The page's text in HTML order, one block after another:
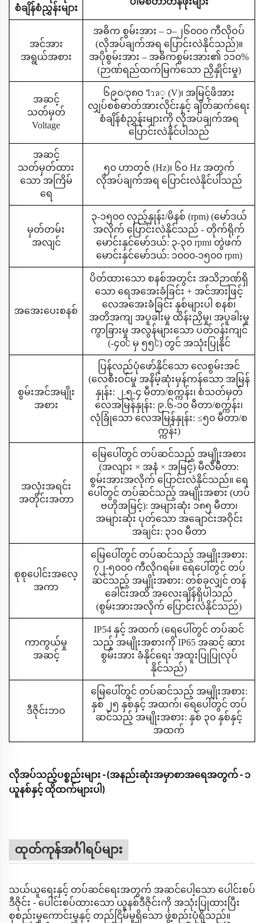
စံချိန်စံညွှန်းများ
အင်အား
အရွယ်အစား
အဓိက စွမ်းအား – ၁–၂၆၀၀၀ ကီလိုဝပ်
(လိုအပ်ချက်အရ ပြောင်းလဲနိုင်သည်)။
အပိုစွမ်းအား – အဓိကစွမ်းအား၏ ၁၁၀%
(ဉာဏ်ရည်ထက်မြက်သော ညှိနှိုင်းမှု)
အဆင့်
သတ်မှတ်
Voltage
၆၉၀/၃၈၀ โวล့ (V)၊ အမြင့်ဖိအား
လျှပ်စစ်ဓာတ်အားလိုင်းနှင့် ချိတ်ဆက်ရေး
စံချိန်စံညွှန်းများကို လိုအပ်ချက်အရ
ပြောင်းလဲနိုင်ပါသည်
အဆင့်
သတ်မှတ်ထား
သော အကြိမ်
ရေ
၅၀ ဟာတ့ဇ် (Hz)၊ ၆၀ Hz အတွက်
လိုအပ်ချက်အရ ပြောင်းလဲနိုင်ပါသည်
မှတ်တမ်း
အလျင်
၃-၁၅၀၀ လှည့်နှုန်း/မိနစ် (rpm) (မော်ဒယ်
အလိုက် ပြောင်းလဲနိုင်သည် - တိုက်ရိုက်
မောင်းနှင်မော်ဒယ်: ၃-၃၀ rpm၊ တွဲဖက်
မောင်းနှင်မော်ဒယ်: ၁၀၀၀-၁၅၀၀ rpm)
အအေးပေးစနစ်
ပိတ်ထားသော စနစ်အတွင်း အသိဉာဏ်ရှိ
သော ရေအအေးခံခြင်း + အင်အားဖြင့်
လေအအေးခံခြင်း နှစ်များပါ စနစ်၊
အတိအကျ အပူခါးမှု ထိန်းညှိမှု၊ အပူခါးမှု
ကွာခြားမှု အလွန်များသော ပတ်ဝန်းကျင်
(-၄၀℃ မှ ၅၅℃) တွင် အသုံးပြုနိုင်
စွမ်းအင်အမျိုး
အစား
ပြန်လည်ပုံဖော်နိုင်သော လေစွမ်းအင်
(လေစီးဝင်မှု အနိမ့်ဆုံးမှန်ကန်သော အမြန်
နှုန်း: ၂.၅-၄ မီတာ/စက္ကန်း၊ စံသတ်မှတ်
လေအမြန်နှုန်း: ၉.၆-၁၀ မီတာ/စက္ကန်း၊
လုံခြုံသော လေအမြန်နှုန်း: ≤၅၀ မီတာ/စ
က္ကန်း)
အလုံးအရင်း
အတိုင်းအတာ
မြေပေါ်တွင် တပ်ဆင်သည့် အမျိုးအစား
(အလျား × အနံ × အမြင့်) မီလီမီတာ:
စွမ်းအားအလိုက် ပြောင်းလဲနိုင်သည်။ ရေ
ပေါ်တွင် တပ်ဆင်သည့် အမျိုးအစား (ဟပ်
ဗဟိုအမြင့်): အများဆုံး ၁၈၅ မီတာ၊
အများဆုံး ပုတ်သော အချောင်းအဝိုင်း
အချင်း: ၃၁၀ မီတာ
စုစုပေါင်းအလေ့
အကာ
မြေပေါ်တွင် တပ်ဆင်သည့် အမျိုးအစား:
၇၂-၅၀၀၀ ကီလိုဂရမ်။ ရေပေါ်တွင် တပ်
ဆင်သည့် အမျိုးအစား: တစ်ခုလျှင် တန်
ခေါင်းအထိ အလေးချိန်ရှိပါသည်
(စွမ်းအားအလိုက် ပြောင်းလဲနိုင်သည်)
ကာကွယ်မှု
အဆင့်
IP54 နှင့် အထက် (ရေပေါ်တွင် တပ်ဆင်
သည့် အမျိုးအစားကို IP65 အဆင့် ဆား
စွမ်းအား ခံနိုင်ရေး အထူးပြုပြုလုပ်
နိုင်သည်)
ဒီဇိုင်းဘဝ
မြေပေါ်တွင် တပ်ဆင်သည့် အမျိုးအစား:
နှစ် ၂၅ နှစ်နှင့် အထက်၊ ရေပေါ်တွင် တပ်
ဆင်သည့် အမျိုးအစား: နှစ် ၃၀ နှစ်နှင့်
အထက်
လိုအပ်သည့်ပစ္စည်းများ - (အနည်းဆုံးအမှာစာအရေအတွက် - ၁
ယူနစ်နှင့် ထိုထက်များပါ)
ထုတ်ကုန်အင်္ဂါရပ်များ
သယ်ယူရေးနှင့် တပ်ဆင်ရေးအတွက် အဆင်ပေါ့သော ပေါင်းစပ်
ဒီဇိုင်း - ပေါင်းစပ်ထားသော ယူနစ်ဒီဇိုင်းကို အသုံးပြုထားပြီး
စုစည်းမှုကောင်းမှုနှင့် တည်ငြိမ်မှုရှိသော ဖွဲ့စည်းပုံရှိသည်။